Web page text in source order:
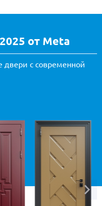
от Meta
двери с современной